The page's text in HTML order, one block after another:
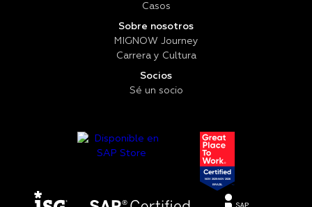
Casos
Sobre nosotros
MIGNOW Journey
Carrera y Cultura
Socios
Sé un socio